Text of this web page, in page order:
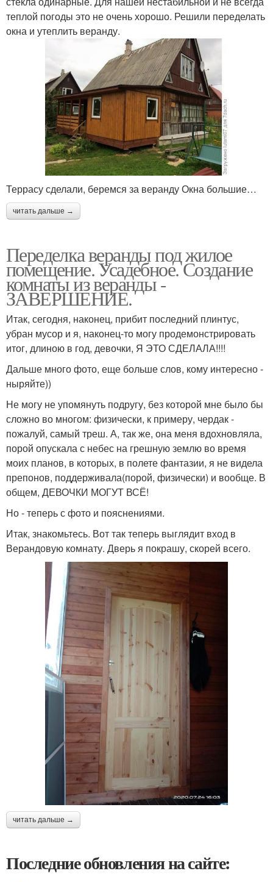
теплой погоды это не очень хорошо. Решили переделать
окна и утеплить веранду.
Террасу сделали, беремся за веранду Окна большие…
читать дальше →
Переделка веранды под жилое
помещение. Усадебное. Создание
комнаты из веранды -
ЗАВЕРШЕНИЕ.
Итак, сегодня, наконец, прибит последний плинтус,
убран мусор и я, наконец-то могу продемонстрировать
итог, длиною в год, девочки, Я ЭТО СДЕЛАЛА!!!!
Дальше много фото, еще больше слов, кому интересно -
ныряйте))
Не могу не упомянуть подругу, без которой мне было бы
сложно во многом: физически, к примеру, чердак -
пожалуй, самый треш. А, так же, она меня вдохновляла,
порой опускала с небес на грешную землю во время
моих планов, в которых, в полете фантазии, я не видела
препонов, поддерживала(порой, физически) и вообще. В
общем, ДЕВОЧКИ МОГУТ ВСЁ!
Но - теперь с фото и пояснениями.
Итак, знакомьтесь. Вот так теперь выглядит вход в
Верандовую комнату. Дверь я покрашу, скорей всего.
читать дальше →
Последние обновления на сайте: